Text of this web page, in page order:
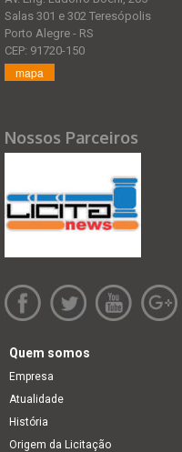
Salas 301 e 302 Teresópolis
Porto Alegre - RS
CEP: 91720-150
mapa
Nossos Parceiros
Quem somos
Empresa
Atualidade
História
Origem da Licitação